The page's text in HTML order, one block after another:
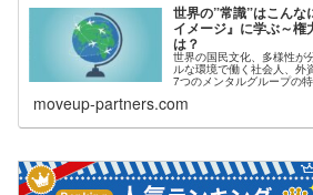
世界の”常識”はこん
イメージ』に学ぶ～権
は？
世界の国民文化、多様性が
ルな環境で働く社会人、外
7つのメンタルグループの
ティマネジメント、リーダ
効果的に。日本の特殊性に
moveup-partners.com